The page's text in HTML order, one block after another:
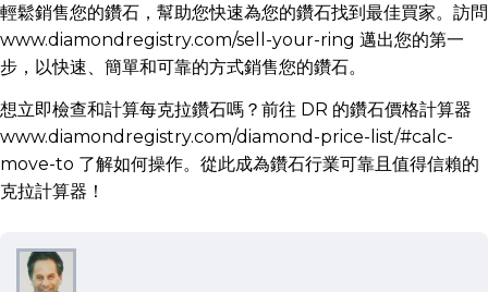
輕鬆銷售您的鑽石，幫助您快速為您的鑽石找到最佳買家。訪問
www.diamondregistry.com/sell-your-ring 邁出您的第一
步，以快速、簡單和可靠的方式銷售您的鑽石。
想立即檢查和計算每克拉鑽石嗎？前往 DR 的鑽石價格計算器
www.diamondregistry.com/diamond-price-list/#calc-
move-to 了解如何操作。從此成為鑽石行業可靠且值得信賴的
克拉計算器！